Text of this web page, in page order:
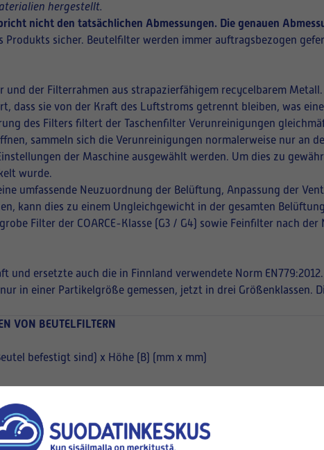
hergestellt.
nicht den tatsächlichen Abmessungen. Die genauen
Produkts sicher. Beutelfilter werden immer auftragsbezogen
der Filterrahmen aus strapazierfähigem recycelbarem Metall.
dass sie von der Kraft des Luftstroms getrennt bleiben, was
des Filters filtert der Taschenfilter Verunreinigungen
sammeln sich die Verunreinigungen normalerweise nur an
der Maschine ausgewählt werden. Um dies zu
wurde.
umfassende Neuzuordnung der Belüftung, Anpassung der
kann dies zu einem Ungleichgewicht in der gesamten
Filter der COARCE-Klasse (G3 / G4) sowie Feinfilter nach
und ersetzte auch die in Finnland verwendete Norm
in einer Partikelgröße gemessen, jetzt in drei Größenklassen.
VON BEUTELFILTERN
befestigt sind) x Höhe (B) (mm x mm)